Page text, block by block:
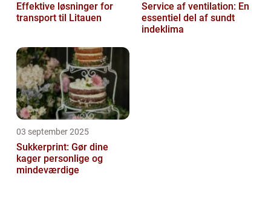
Effektive løsninger for
transport til Litauen
Service af ventilation: En
essentiel del af sundt
indeklima
03 september 2025
Sukkerprint: Gør dine
kager personlige og
mindeværdige